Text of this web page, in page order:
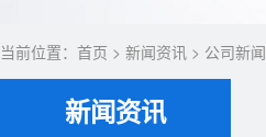
当前位置： 首页 > 新闻资讯 > 公司新闻
新闻资讯